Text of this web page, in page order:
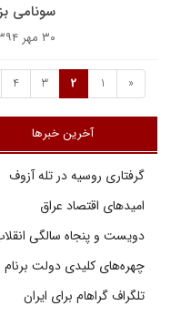
سونامی
۳۰ مهر ۱۳۹۴
«
1
2
3
4
آخرین خبرها
گرفتاری روسیه در تله آزوف
امیدهای اقتصاد عراق
دویست و پنجاه سالگی
چهره‌های کلیدی دولت برنام
تلگراف گراهام برای ایران